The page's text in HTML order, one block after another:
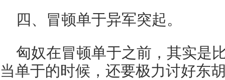
四、冒顿单于异军突起。
匈奴在冒顿单于之前，其实是
当单于的时候，还要极力讨好东